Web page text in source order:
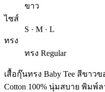
ขาว
ไซส์
S · M · L
ทรง
ทรง Regular
เสื้อกุ๊นทรง Baby Tee สีขา
Cotton 100% นุ่มสบาย พิมพ์